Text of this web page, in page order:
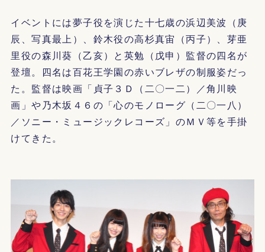
イベントには夢子役を演じた十七歳の浜辺美波（庚
辰、写真最上）、鈴木役の高杉真宙（丙子）、芽亜
里役の森川葵（乙亥）と英勉（戊申）監督の四名が
登壇。四名は百花王学園の赤いブレザの制服姿だっ
た。監督は映画「貞子３Ｄ（二〇一二）／角川映
画」や乃木坂４６の「心のモノローグ（二〇一八）
／ソニー・ミュージックレコーズ」のＭＶ等を手掛
けてきた。